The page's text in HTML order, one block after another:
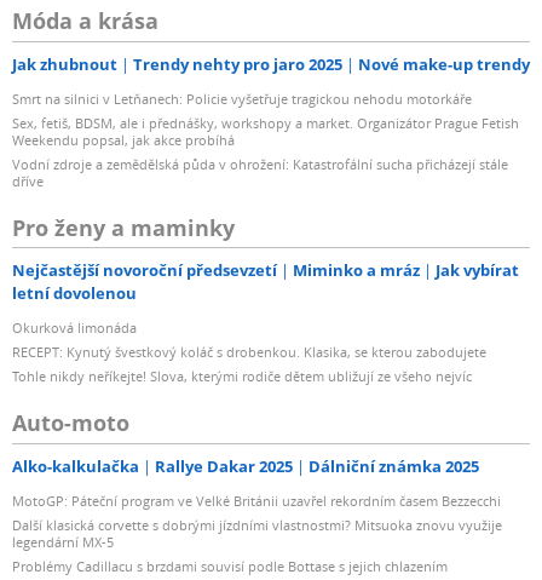
Móda a krása
Jak zhubnout Trendy nehty pro jaro 2025 Nové make-up trendy
Smrt na silnici v Letňanech: Policie vyšetřuje tragickou nehodu motorkáře
Sex, fetiš, BDSM, ale i přednášky, workshopy a market. Organizátor Prague Fetish
Weekendu popsal, jak akce probíhá
Vodní zdroje a zemědělská půda v ohrožení: Katastrofální sucha přicházejí stále
dříve
Pro ženy a maminky
Nejčastější novoroční předsevzetí Miminko a mráz
Jak vybírat
letní dovolenou
Okurková limonáda
RECEPT: Kynutý švestkový koláč s drobenkou. Klasika, se kterou zabodujete
Tohle nikdy neříkejte! Slova, kterými rodiče dětem ubližují ze všeho nejvíc
Auto-moto
Alko-kalkulačka Rallye Dakar 2025 Dálniční známka 2025
MotoGP: Páteční program ve Velké Británii uzavřel rekordním časem Bezzecchi
Další klasická corvette s dobrými jízdními vlastnostmi? Mitsuoka znovu využije
legendární MX-5
Problémy Cadillacu s brzdami souvisí podle Bottase s jejich chlazením